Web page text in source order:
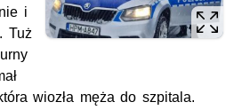
i
Tuż
wiozła męża do szpitala.